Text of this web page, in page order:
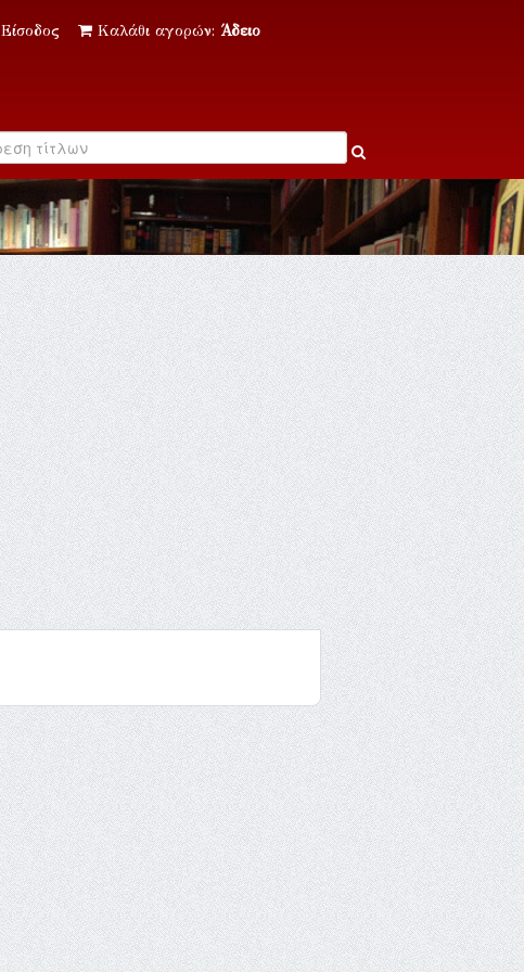
Είσοδος Καλάθι αγορών: Άδειο